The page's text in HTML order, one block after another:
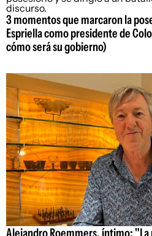
3 momentos que marcaron la
Espriella como presidente de
cómo será su gobierno)
Alejandro Roemmers, íntimo: